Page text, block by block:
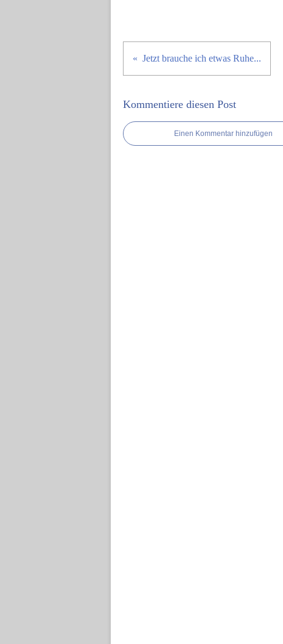
Jetzt brauche ich etwas Ruhe...
Kommentiere diesen Post
Einen Kommentar hinzufügen